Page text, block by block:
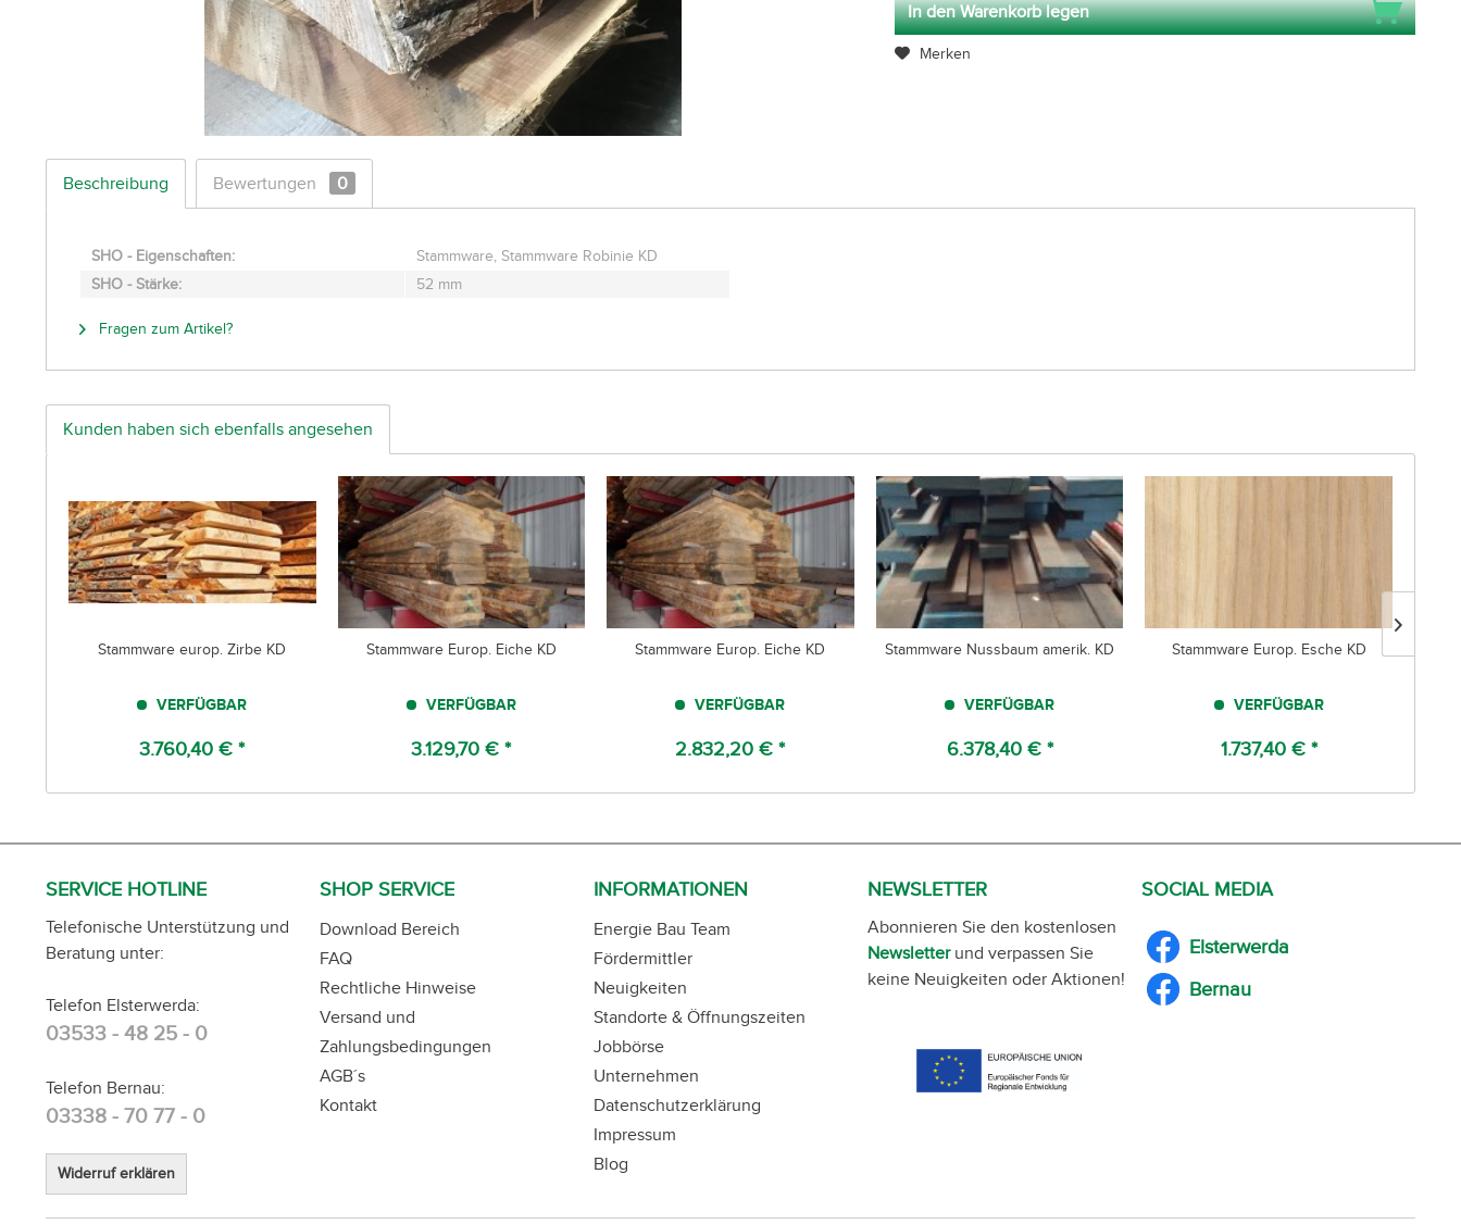
In den Warenkorb legen
Merken
Beschreibung Bewertungen 0
SHO - Eigenschaften:
Stammware, Stammware Robinie KD
SHO - Stärke:
52 mm
Fragen zum Artikel?
Kunden haben sich ebenfalls angesehen
Stammware europ. Zirbe KD
VERFÜGBAR
3.760,40 € *
Stammware Europ. Eiche KD
VERFÜGBAR
3.129,70 € *
Stammware Europ. Eiche KD
VERFÜGBAR
2.832,20 € *
Stammware Nussbaum amerik. KD
VERFÜGBAR
6.378,40 € *
Stammware Europ. Esche KD
VERFÜGBAR
1.737,40 € *
SERVICE HOTLINE
Telefonische Unterstützung und
Beratung unter:
Telefon Elsterwerda:
03533 - 48 25 - 0
Telefon Bernau:
03338 - 70 77 - 0
Widerruf erklären
SHOP SERVICE
Download Bereich
FAQ
Rechtliche Hinweise
Versand und
Zahlungsbedingungen
AGB´s
Kontakt
INFORMATIONEN
Energie Bau Team
Fördermittler
Neuigkeiten
Standorte & Öffnungszeiten
Jobbörse
Unternehmen
Datenschutzerklärung
Impressum
Blog
NEWSLETTER
Abonnieren Sie den kostenlosen
Newsletterund verpassen Sie
keine Neuigkeiten oder Aktionen!
SOCIAL MEDIA
Elsterwerda
Bernau